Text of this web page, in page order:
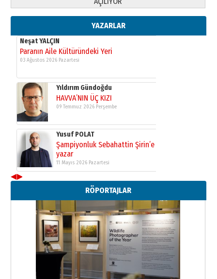
YAZARLAR
Şampiyonluk Sebahattin Şirin’e
11 Mayıs 2026 Pazartesi
Neşat YALÇIN
Paranın Aile Kültüründeki Yeri
03 Ağustos 2026 Pazartesi
Yıldırım Gündoğdu
HAVVA’NIN ÜÇ KIZI
09 Temmuz 2026 Perşembe
Yusuf POLAT
Şampiyonluk Sebahattin Şirin’e
yazar
11 Mayıs 2026 Pazartesi
Neşat YALÇIN
Paranın Aile Kültüründeki Yeri
03 Ağustos 2026 Pazartesi
Yıldırım Gündoğdu
HAVVA’NIN ÜÇ KIZI
09 Temmuz 2026 Perşembe
Yusuf POLAT
◀▶
RÖPORTAJLAR